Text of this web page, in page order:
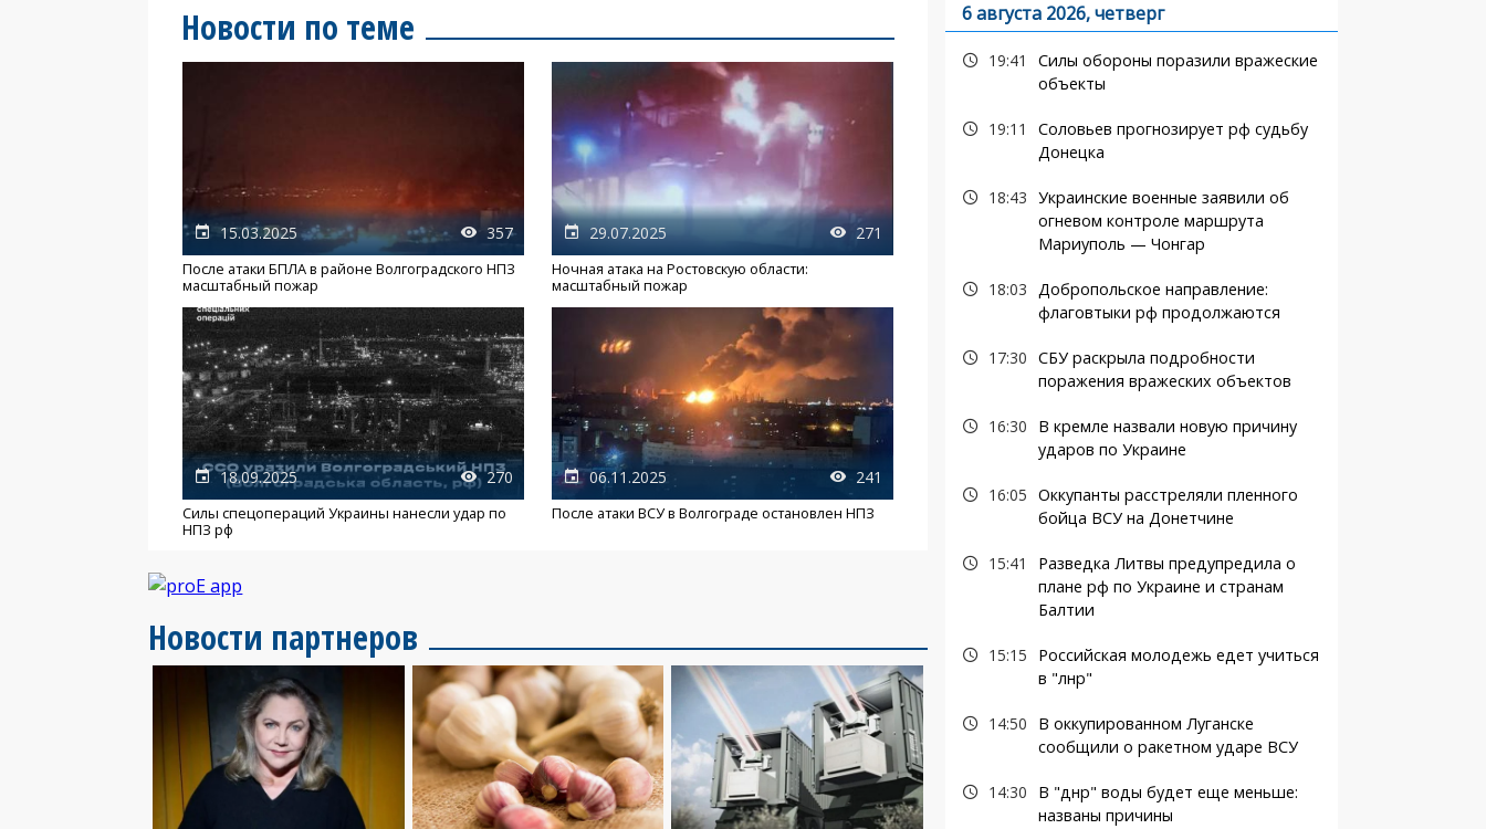
Новости по теме
15.03.2025 357
После атаки БПЛА в районе Волгоградского НПЗ
масштабный пожар
29.07.2025 271
Ночная атака на Ростовскую области:
масштабный пожар
18.09.2025 270
Силы спецопераций Украины нанесли удар по
НПЗ рф
06.11.2025 241
После атаки ВСУ в Волгограде остановлен НПЗ
Новости партнеров
6 августа 2026, четверг
19:41
Силы обороны поразили вражеские
объекты
19:11
Соловьев прогнозирует рф судьбу
Донецка
18:43 Украинские военные заявили об
огневом контроле маршрута
Мариуполь — Чонгар
18:03 Добропольское направление:
флаговтыки рф продолжаются
17:30 СБУ раскрыла подробности
поражения вражеских объектов
16:30
В кремле назвали новую причину
ударов по Украине
16:05 Оккупанты расстреляли пленного
бойца ВСУ на Донетчине
15:41
Разведка Литвы предупредила о
плане рф по Украине и странам
Балтии
15:15
Российская молодежь едет учиться
в "лнр"
14:50
В оккупированном Луганске
сообщили о ракетном ударе ВСУ
14:30
В "днр" воды будет еще меньше:
названы причины